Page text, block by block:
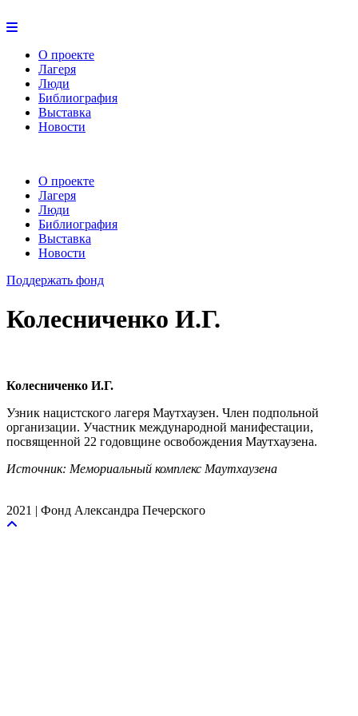
О проекте
Лагеря
Люди
Библиография
Выставка
Новости
О проекте
Лагеря
Люди
Библиография
Выставка
Новости
Поддержать фонд
Колесниченко И.Г.
Колесниченко И.Г.
Узник нацистского лагеря Маутхаузен. Член подпольной
организации. Участник международной манифестации,
посвященной 22 годовщине освобождения Маутхаузена.
Источник: Мемориальный комплекс Маутхаузена
2021 | Фонд Александра Печерского